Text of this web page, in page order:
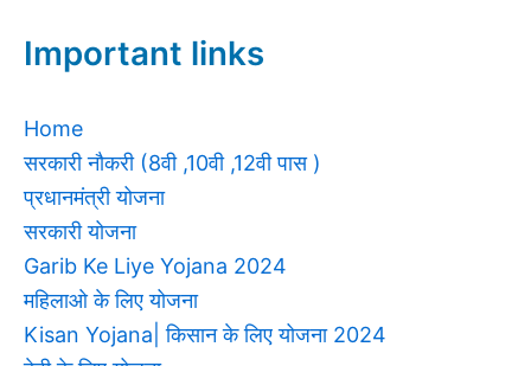
Important links
Home
सरकारी नौकरी (8वी ,10वी ,12वी पास )
प्रधानमंत्री योजना
सरकारी योजना
Garib Ke Liye Yojana 2024
महिलाओ के लिए योजना
Kisan Yojana| किसान के लिए योजना 2024